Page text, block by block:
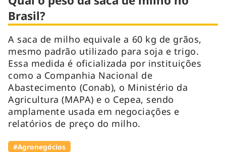
Brasil?
A saca de milho equivale a 60 kg de grãos,
mesmo padrão utilizado para soja e trigo.
Essa medida é oficializada por instituições
como a Companhia Nacional de
Abastecimento (Conab), o Ministério da
Agricultura (MAPA) e o Cepea, sendo
amplamente usada em negociações e
relatórios de preço do milho.
#Agronegócios